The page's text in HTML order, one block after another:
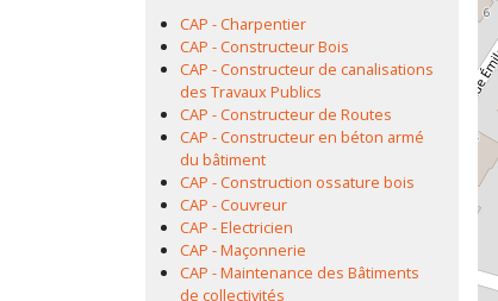
CAP - Charpentier
CAP - Constructeur Bois
CAP - Constructeur de canalisations
des Travaux Publics
CAP - Constructeur de Routes
CAP - Constructeur en béton armé
du bâtiment
CAP - Construction ossature bois
CAP - Couvreur
CAP - Electricien
CAP - Maçonnerie
CAP - Maintenance des Bâtiments
de collectivités